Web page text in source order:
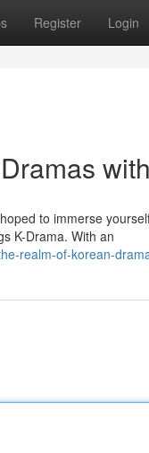
Register Login
to immerse
K-Drama. With an
realm-of-korean-